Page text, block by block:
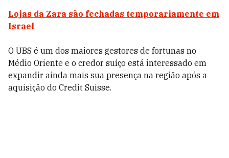
Lojas da Zara são fechadas temporariamente em
Israel
O UBS é um dos maiores gestores de fortunas no
Médio Oriente e o credor suíço está interessado em
expandir ainda mais sua presença na região após a
aquisição do Credit Suisse.